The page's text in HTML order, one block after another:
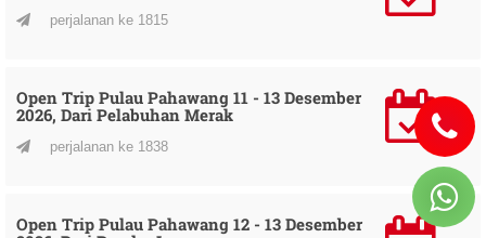
perjalanan ke 1815
Open Trip Pulau Pahawang 11 - 13 Desember
2026, Dari Pelabuhan Merak
perjalanan ke 1838
Open Trip Pulau Pahawang 12 - 13 Desember